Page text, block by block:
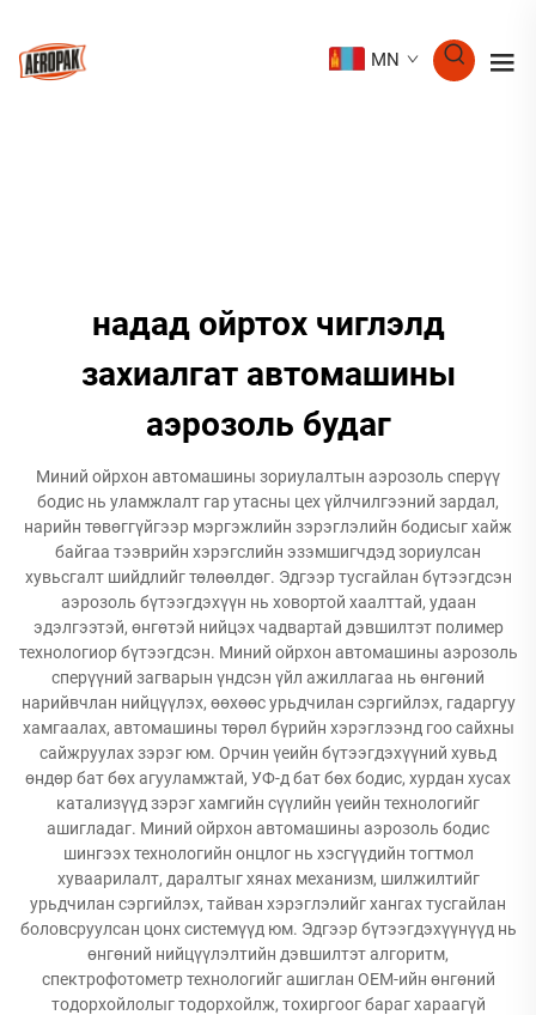
MN
надад ойртох чиглэлд
захиалгат автомашины
аэрозоль будаг
Миний ойрхон автомашины зориулалтын аэрозоль сперүү
бодис нь уламжлалт гар утасны цех үйлчилгээний зардал,
нарийн төвөггүйгээр мэргэжлийн зэрэглэлийн бодисыг хайж
байгаа тээврийн хэрэгслийн эзэмшигчдэд зориулсан
хувьсгалт шийдлийг төлөөлдөг. Эдгээр тусгайлан бүтээгдсэн
аэрозоль бүтээгдэхүүн нь ховортой хаалттай, удаан
эдэлгээтэй, өнгөтэй нийцэх чадвартай дэвшилтэт полимер
технологиор бүтээгдсэн. Миний ойрхон автомашины аэрозоль
сперүүний загварын үндсэн үйл ажиллагаа нь өнгөний
нарийвчлан нийцүүлэх, өөхөөс урьдчилан сэргийлэх, гадаргуу
хамгаалах, автомашины төрөл бүрийн хэрэглээнд гоо сайхны
сайжруулах зэрэг юм. Орчин үеийн бүтээгдэхүүний хувьд
өндөр бат бөх агууламжтай, УФ-д бат бөх бодис, хурдан хусах
катализүүд зэрэг хамгийн сүүлийн үеийн технологийг
ашигладаг. Миний ойрхон автомашины аэрозоль бодис
шингээх технологийн онцлог нь хэсгүүдийн тогтмол
хуваарилалт, даралтыг хянах механизм, шилжилтийг
урьдчилан сэргийлэх, тайван хэрэглэлийг хангах тусгайлан
боловсруулсан цонх системүүд юм. Эдгээр бүтээгдэхүүнүүд нь
өнгөний нийцүүлэлтийн дэвшилтэт алгоритм,
спектрофотометр технологийг ашиглан OEM-ийн өнгөний
тодорхойлолыг тодорхойлж, тохиргоог бараг хараагүй